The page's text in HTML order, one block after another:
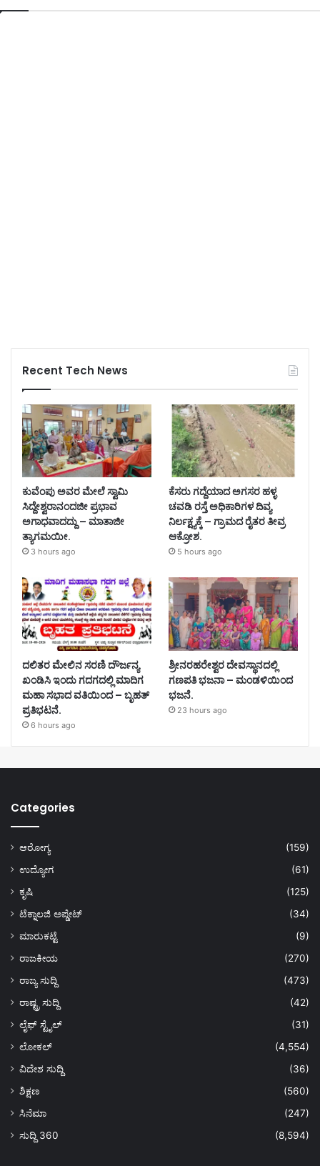
Recent Tech News
ಕುವೆಂಪು ಅವರ ಮೇಲೆ ಸ್ವಾಮಿ
ಸಿದ್ದೇಶ್ವರಾನಂದಜೀ ಪ್ರಭಾವ
ಅಗಾಧವಾದದ್ದು – ಮಾತಾಜೀ
ತ್ಯಾಗಮಯೀ.
3 hours ago
ಕೆಸರು ಗದ್ದೆಯಾದ ಅಗಸರ ಹಳ್ಳ
ಚವಡಿ ರಸ್ತೆ ಅಧಿಕಾರಿಗಳ ದಿವ್ಯ
ನಿರ್ಲಕ್ಷ್ಯಕ್ಕೆ – ಗ್ರಾಮದ ರೈತರ ತೀವ್ರ
ಆಕ್ರೋಶ.
5 hours ago
ದಲಿತರ ಮೇಲಿನ ಸರಣಿ ದೌರ್ಜನ್ಯ
ಖಂಡಿಸಿ ಇಂದು ಗದಗದಲ್ಲಿ ಮಾದಿಗ
ಮಹಾ ಸಭಾದ ವತಿಯಿಂದ – ಬೃಹತ್
ಪ್ರತಿಭಟನೆ.
6 hours ago
ಶ್ರೀನರಹರೇಶ್ವರ ದೇವಸ್ಥಾನದಲ್ಲಿ
ಗಣಪತಿ ಭಜನಾ – ಮಂಡಳಿಯಿಂದ
ಭಜನೆ.
23 hours ago
Categories
ಆರೋಗ್ಯ
(159)
ಉದ್ಯೋಗ
(61)
ಕೃಷಿ
(125)
ಟೆಕ್ನಾಲಜಿ ಅಪ್ಡೇಟ್
(34)
ಮಾರುಕಟ್ಟೆ
(9)
ರಾಜಕೀಯ
(270)
ರಾಜ್ಯ ಸುದ್ದಿ
(473)
ರಾಷ್ಟ್ರ ಸುದ್ದಿ
(42)
ಲೈಫ್ ಸ್ಟೈಲ್
(31)
ಲೋಕಲ್
(4,554)
ವಿದೇಶ ಸುದ್ದಿ
(36)
ಶಿಕ್ಷಣ
(560)
ಸಿನೆಮಾ
(247)
ಸುದ್ದಿ 360
(8,594)